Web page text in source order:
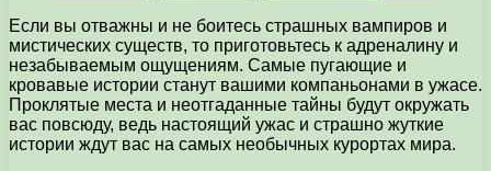
Если вы отважны и не боитесь страшных вампиров и
мистических существ, то приготовьтесь к адреналину и
незабываемым ощущениям. Самые пугающие и
кровавые истории станут вашими компаньонами в ужасе.
Проклятые места и неотгаданные тайны будут окружать
вас повсюду, ведь настоящий ужас и страшно жуткие
истории ждут вас на самых необычных курортах мира.